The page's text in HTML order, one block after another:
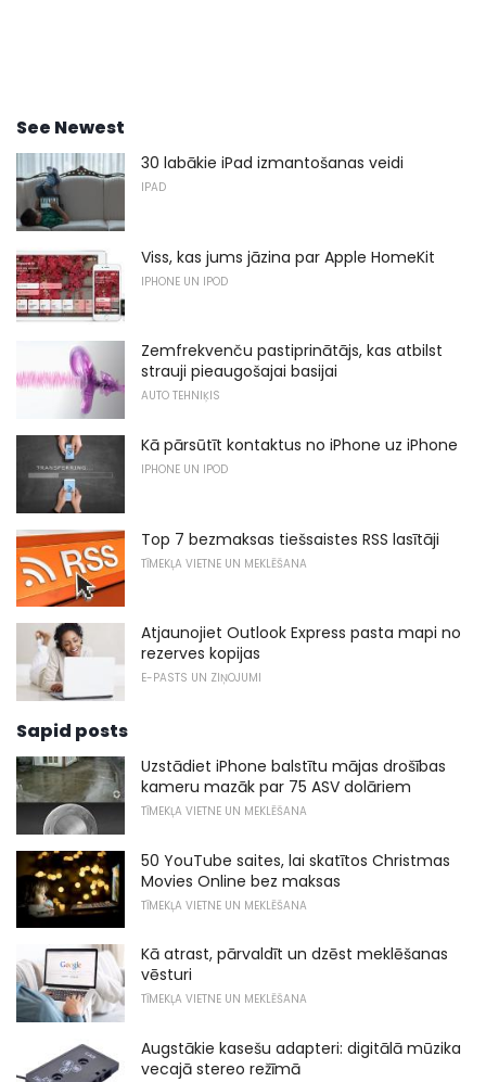
See Newest
30 labākie iPad izmantošanas veidi
IPAD
Viss, kas jums jāzina par Apple HomeKit
IPHONE UN IPOD
Zemfrekvenču pastiprinātājs, kas atbilst
strauji pieaugošajai basijai
AUTO TEHNIĶIS
Kā pārsūtīt kontaktus no iPhone uz iPhone
IPHONE UN IPOD
Top 7 bezmaksas tiešsaistes RSS lasītāji
TĪMEKĻA VIETNE UN MEKLĒŠANA
Atjaunojiet Outlook Express pasta mapi no
rezerves kopijas
E-PASTS UN ZIŅOJUMI
Sapid posts
Uzstādiet iPhone balstītu mājas drošības
kameru mazāk par 75 ASV dolāriem
TĪMEKĻA VIETNE UN MEKLĒŠANA
50 YouTube saites, lai skatītos Christmas
Movies Online bez maksas
TĪMEKĻA VIETNE UN MEKLĒŠANA
Kā atrast, pārvaldīt un dzēst meklēšanas
vēsturi
TĪMEKĻA VIETNE UN MEKLĒŠANA
Augstākie kasešu adapteri: digitālā mūzika
vecajā stereo režīmā